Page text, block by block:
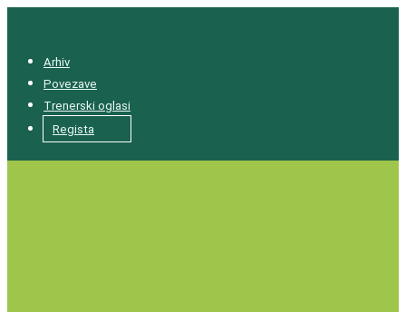
Arhiv
Povezave
Trenerski oglasi
Regista